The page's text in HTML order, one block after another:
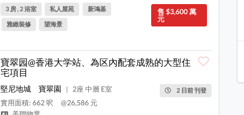
售 $3,600 萬
元
3 房 , 2 浴室 私人屋苑
新鴻基
雅緻裝修
望海景
寶翠园@香港大学站、為区內配套成熟的大型住
宅項目
2 日前 刊登
堅尼地城 寶翠園 |
2座 中層 E室
實用面積: 662 呎
@26,586 元